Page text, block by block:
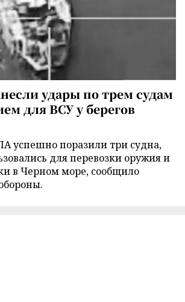
удары по трем судам
для ВСУ у берегов
успешно поразили три судна,
для перевозки оружия и
в Черном море, сообщило